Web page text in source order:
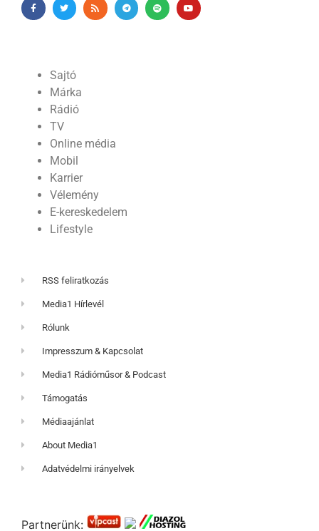
Sajtó
Márka
Rádió
TV
Online média
Mobil
Karrier
Vélemény
E-kereskedelem
Lifestyle
RSS feliratkozás
Media1 Hírlevél
Rólunk
Impresszum & Kapcsolat
Media1 Rádióműsor & Podcast
Támogatás
Médiaajánlat
About Media1
Adatvédelmi irányelvek
Partnerünk: